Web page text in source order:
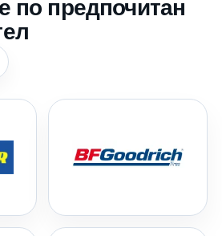
по предпочитан